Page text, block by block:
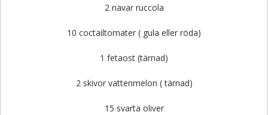
2 nävar ruccola
10 coctailtomater ( gula eller röda)
1 fetaost (tärnad)
2 skivor vattenmelon ( tärnad)
15 svarta oliver